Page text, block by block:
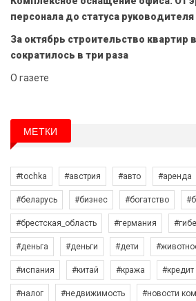
персонала до статуса руководителя
За октябрь строительство квартир
сократилось в три раза
О газете
МЕТКИ
#tochka #австрия #авто #аренда
#беларусь #бизнес #богатство
#брестская_область #германия
#деньга #деньги #дети
#испания #китай #кража #кредит
#налог #недвижимость #новости